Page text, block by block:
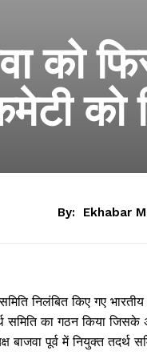
को
को
By: Ekhabar
समिति निलंबित किए गए
का गठन किया जिसके
पूर्व में नियुक्त तदर्थ